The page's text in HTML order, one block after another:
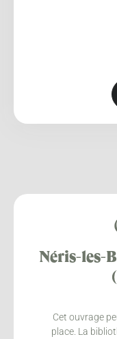
Néris-les-
Cet ouvrage
place. La